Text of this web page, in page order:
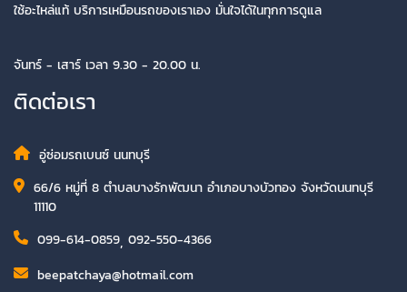
ใช้อะไหล่แท้ บริการเหมือนรถของเราเอง มั่นใจได้ในทุกการดูแล
จันทร์ - เสาร์ เวลา 9.30 - 20.00 น.
ติดต่อเรา
อู่ซ่อมรถเบนซ์ นนทบุรี
66/6 หมู่ที่ 8 ตำบลบางรักพัฒนา อำเภอบางบัวทอง จังหวัดนนทบุรี
11110
099-614-0859, 092-550-4366
beepatchaya@hotmail.com